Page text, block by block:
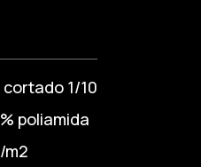
cortado 1/10
poliamida
m2